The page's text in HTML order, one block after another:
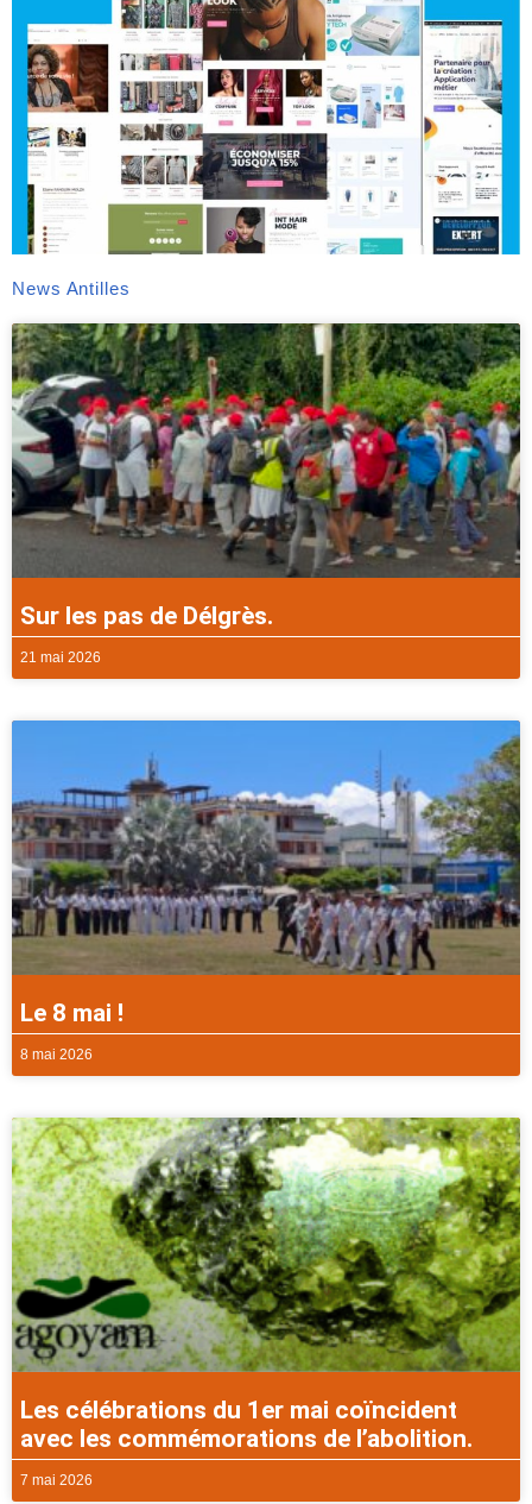
News Antilles
Sur les pas de Délgrès.
21 mai 2026
Le 8 mai !
8 mai 2026
Les célébrations du 1er mai coïncident
avec les commémorations de l’abolition.
7 mai 2026